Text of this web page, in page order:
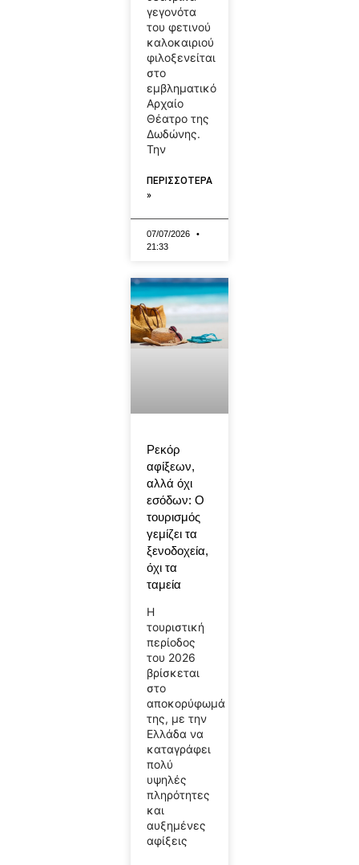
γεγονότα
του φετινού
καλοκαιριού
φιλοξενείται
στο
εμβληματικό
Αρχαίο
Θέατρο της
Δωδώνης.
Την
ΠΕΡΙΣΣΟΤΕΡΑ
»
07/07/2026
21:33
Ρεκόρ
αφίξεων,
αλλά όχι
εσόδων: Ο
τουρισμός
γεμίζει τα
ξενοδοχεία,
όχι τα
ταμεία
Η
τουριστική
περίοδος
του 2026
βρίσκεται
στο
αποκορύφωμά
της, με την
Ελλάδα να
καταγράφει
πολύ
υψηλές
πληρότητες
και
αυξημένες
αφίξεις